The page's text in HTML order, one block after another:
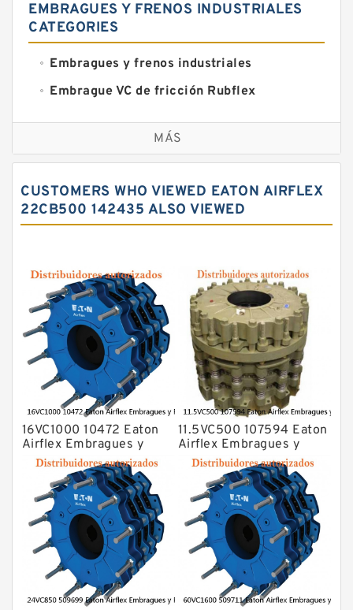
EMBRAGUES Y FRENOS INDUSTRIALES
CATEGORIES
Embragues y frenos industriales
Embrague VC de fricción Rubflex
Embragues y frenos VC
MÁS
CUSTOMERS WHO VIEWED EATON AIRFLEX
22CB500 142435 ALSO VIEWED
16VC1000 10472 Eaton
Airflex Embragues y
Frenos
11.5VC500 107594 Eaton
Airflex Embragues y
Frenos